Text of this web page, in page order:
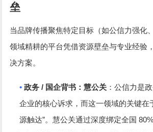
垒
当品牌传播聚焦特定目标（如公信力强化
领域精耕的平台凭借资源壁垒与专业经验
决方案。
•政务 / 国企背书：慧公关 ：公信力是
企业的核心诉求，而这一领域的关键在
源触达”。慧公关通过深度绑定全国